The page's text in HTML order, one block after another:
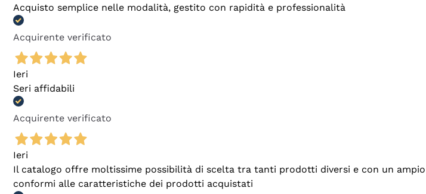
Acquisto semplice nelle modalità, gestito con rapidità e professionalità
Acquirente verificato
Ieri
Seri affidabili
Acquirente verificato
Ieri
Il catalogo offre moltissime possibilità di scelta tra tanti prodotti diversi e con un
conformi alle caratteristiche dei prodotti acquistati